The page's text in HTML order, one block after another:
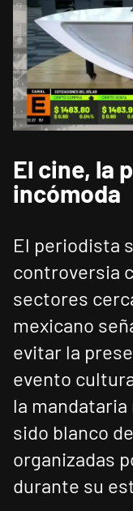
El cine, la
incómoda
El periodista
controversia
sectores
mexicano
evitar la
evento
la
sido blanco
organizadas
durante su